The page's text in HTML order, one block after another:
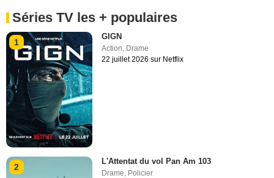
Séries TV les + populaires
1
GIGN
Action, Drame
22 juillet 2026 sur Netflix
2
L'Attentat du vol Pan Am 103
Drame Policier